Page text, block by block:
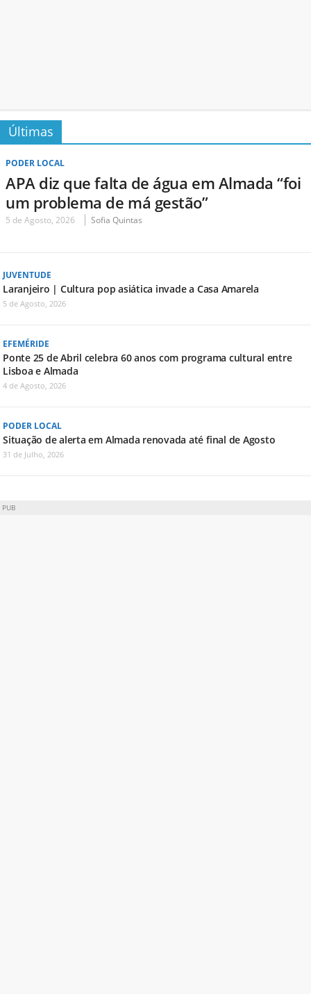
Últimas
PODER LOCAL
APA diz que falta de água em Almada “foi
um problema de má gestão”
5 de Agosto, 2026 Sofia Quintas
JUVENTUDE
Laranjeiro | Cultura pop asiática invade a Casa Amarela
5 de Agosto, 2026
EFEMÉRIDE
Ponte 25 de Abril celebra 60 anos com programa cultural entre
Lisboa e Almada
4 de Agosto, 2026
PODER LOCAL
Situação de alerta em Almada renovada até final de Agosto
31 de Julho, 2026
PUB